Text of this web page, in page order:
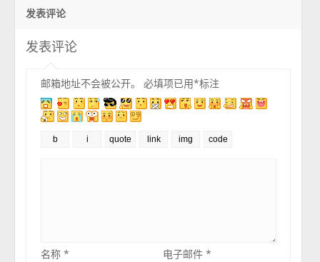
发表评论
发表评论
邮箱地址不会被公开。 必填项已用*标注
名称* 电子邮件*